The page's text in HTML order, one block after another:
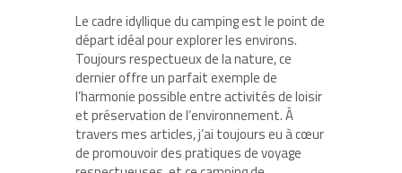
Le cadre idyllique du camping est le point de
départ idéal pour explorer les environs.
Toujours respectueux de la nature, ce
dernier offre un parfait exemple de
l’harmonie possible entre activités de loisir
et préservation de l’environnement. À
travers mes articles, j’ai toujours eu à cœur
de promouvoir des pratiques de voyage